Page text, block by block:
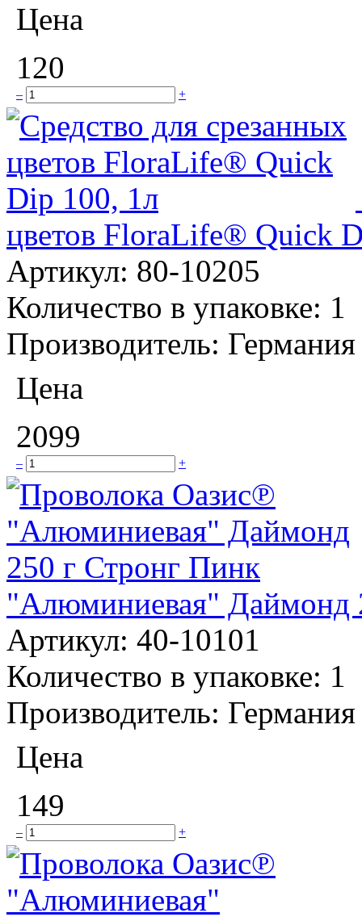
Цена
120
– +
цветов FloraLife® Quick
Артикул: 80-10205
Количество в упаковке: 1
Производитель: Германия
Цена
2099
– +
"Алюминиевая" Даймонд
Артикул: 40-10101
Количество в упаковке: 1
Производитель: Германия
Цена
149
– +